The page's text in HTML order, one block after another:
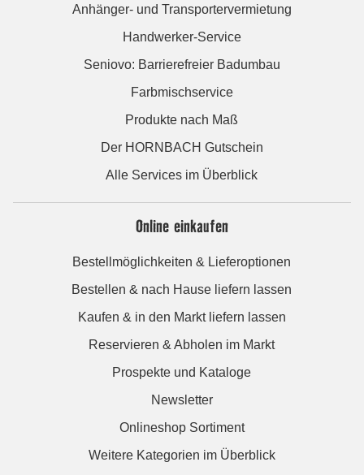
Anhänger- und Transportervermietung
Handwerker-Service
Seniovo: Barrierefreier Badumbau
Farbmischservice
Produkte nach Maß
Der HORNBACH Gutschein
Alle Services im Überblick
Online einkaufen
Bestellmöglichkeiten & Lieferoptionen
Bestellen & nach Hause liefern lassen
Kaufen & in den Markt liefern lassen
Reservieren & Abholen im Markt
Prospekte und Kataloge
Newsletter
Onlineshop Sortiment
Weitere Kategorien im Überblick